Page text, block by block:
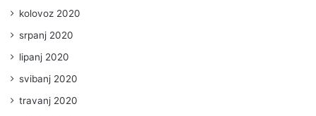
kolovoz 2020
srpanj 2020
lipanj 2020
svibanj 2020
travanj 2020